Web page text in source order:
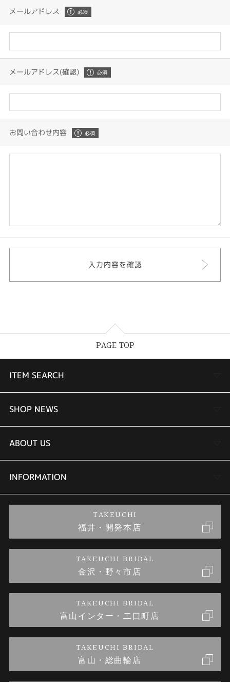
メールアドレス
メールアドレス(確認)
お問い合わせ内容
PAGE TOP
ITEM SEARCH
婚約指輪
結婚指輪
セットリング
婚約ネックレス
金・プラチナのお取引
SHOP NEWS
TAKEUCHI BRIDAL金沢本店情報
商品一覧
ブランドリスト
金澤指輪工房｜手作りペアリング
金澤指輪工房｜手作り結婚指輪 and 婚約指輪
金澤指輪工房｜手作り婚約指輪プロポーズプラン
ABOUT US
会社概要
お客様の声
INFORMATION
プライバシーポリシー
TAKEUCHI
福井・開発本店
TAKEUCHI BRIDAL
金沢・野々市店
TAKEUCHI BRIDAL
富山インター・二口町店
TAKEUCHI BRIDAL
富山・総曲輪店